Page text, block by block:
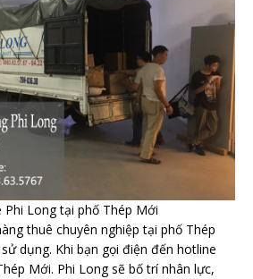
Long tại phố Thép Mới
thuê chuyên nghiệp tại phố Thép
dụng. Khi bạn gọi điện đến hotline
Mới. Phi Long sẽ bố trí nhân lực,